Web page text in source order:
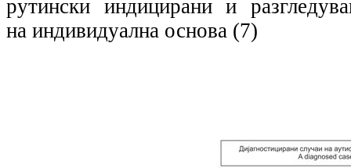
рутински индицирани и
на индивидуална основа (7)